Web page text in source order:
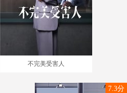
不完美受害人
7.3分